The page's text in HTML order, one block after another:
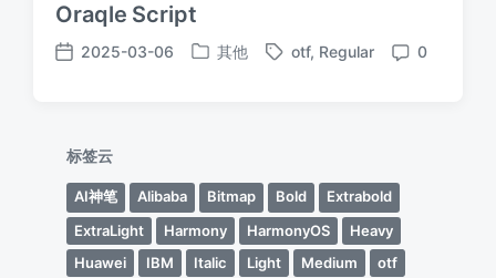
Oraqle Script
发
2025-03-06
发
其他
标
otf, Regular
评
0
标签云
AI神笔 Alibaba Bitmap Bold
Extrabold
ExtraLight
Harmony HarmonyOS
Heavy
Huawei
IBM Italic Light Medium
otf